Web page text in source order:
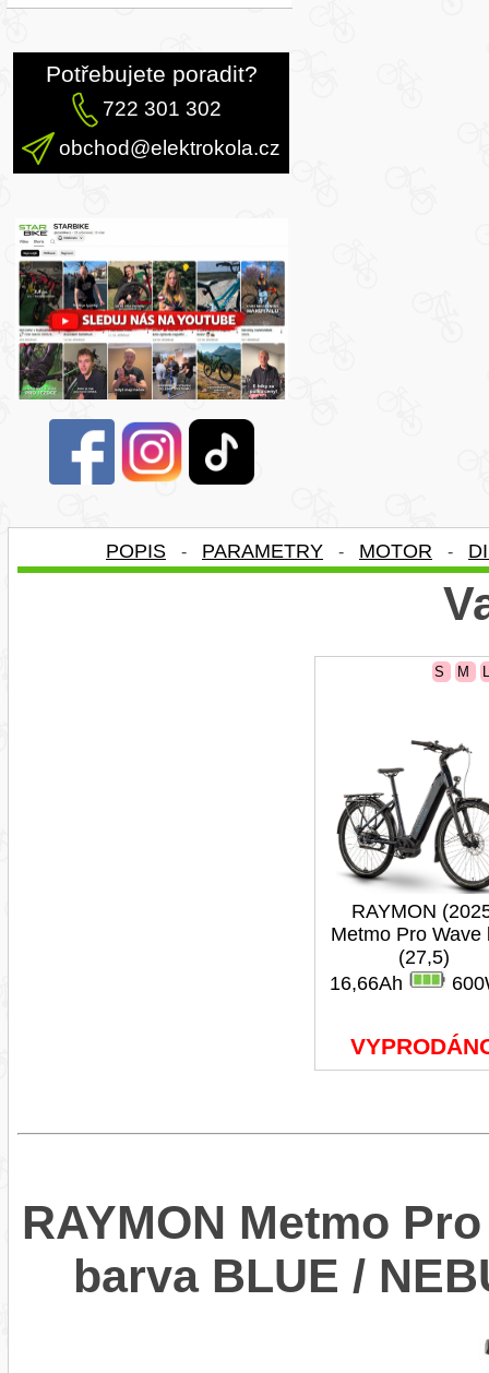
Potřebujete poradit?
722 301 302
obchod@elektrokola.cz
POPIS - PARAMETRY - MOTOR -
S M
RAYMON
Metmo Pro Wave
(27,5)
16,66Ah
RAYMON Metmo
barva BLUE /